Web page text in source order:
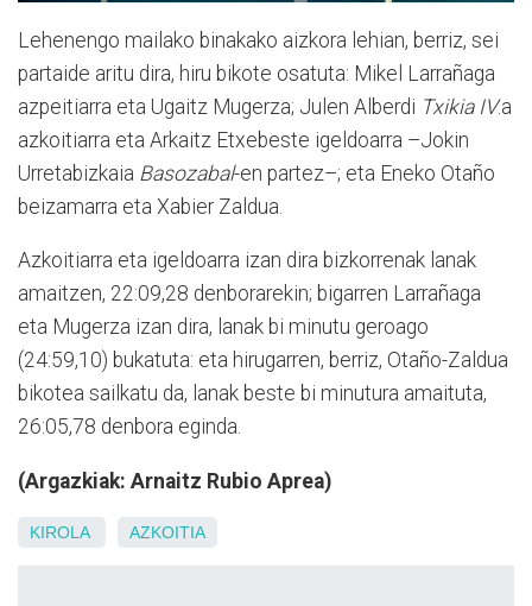
Lehenengo mailako binakako aizkora lehian, berriz, sei
partaide aritu dira, hiru bikote osatuta: Mikel Larrañaga
azpeitiarra eta Ugaitz Mugerza; Julen Alberdi Txikia IV.a
azkoitiarra eta Arkaitz Etxebeste igeldoarra –Jokin
Urretabizkaia Basozabal-en partez–; eta Eneko Otaño
beizamarra eta Xabier Zaldua.
Azkoitiarra eta igeldoarra izan dira bizkorrenak lanak
amaitzen, 22:09,28 denborarekin; bigarren Larrañaga
eta Mugerza izan dira, lanak bi minutu geroago
(24:59,10) bukatuta: eta hirugarren, berriz, Otaño-Zaldua
bikotea sailkatu da, lanak beste bi minutura amaituta,
26:05,78 denbora eginda.
(Argazkiak: Arnaitz Rubio Aprea)
KIROLA AZKOITIA